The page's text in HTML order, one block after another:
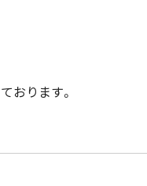
おります。